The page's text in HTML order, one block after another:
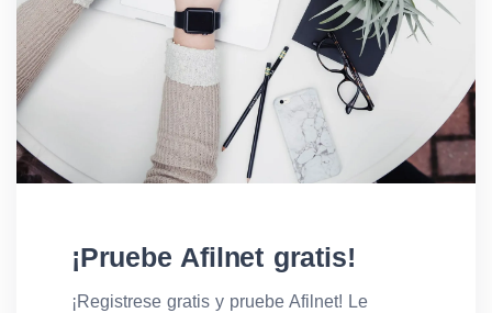
¡Pruebe Afilnet gratis!
¡Registrese gratis y pruebe Afilnet! Le